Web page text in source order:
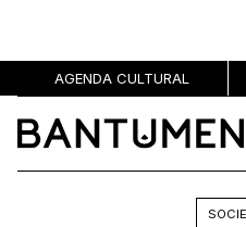
AGENDA CULTURAL